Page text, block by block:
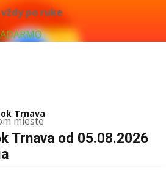
po ruke
mieste
Trnava
Trnava od 05.08.2026